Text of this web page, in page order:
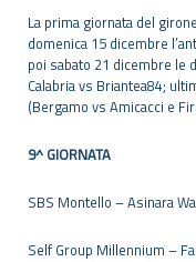
La prima giornata del
domenica 15 dicembre
poi sabato 21 dicembre le
Calabria vs Briantea84;
(Bergamo vs Amicacci e
9^ GIORNATA
SBS Montello – Asinara
Self Group Millennium –